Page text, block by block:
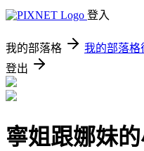
登入
我的部落格 我的部落格
登出
寧姐跟娜妹